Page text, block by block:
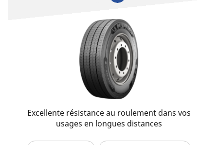
Excellente résistance au roulement dans vos
usages en longues distances